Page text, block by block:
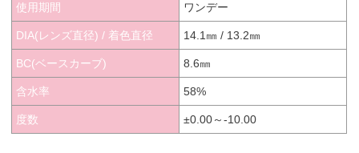
使用期間 ワンデー
DIA(レンズ直径) / 着色直径 14.1㎜ / 13.2㎜
BC(ベースカーブ) 8.6㎜
含水率 58%
度数 ±0.00～-10.00